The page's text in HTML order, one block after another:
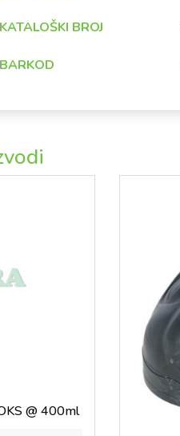
KATALOŠKI BROJ
BARKOD
@ 400ml